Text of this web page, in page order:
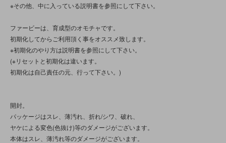
※その他、中に入っている説明書を参照にして下さい。
ファービーは、育成型のオモチャです。
初期化してからご利用頂く事をオススメ致します。
※初期化のやり方は説明書を参照にして下さい。
(※リセットと初期化は違います。
初期化は自己責任の元、行って下さい。)
開封。
パッケージはスレ、薄汚れ、折れ/シワ、破れ、
ヤケによる変色(色抜け)等のダメージがございます。
本体はスレ、薄汚れ等のダメージがございます。